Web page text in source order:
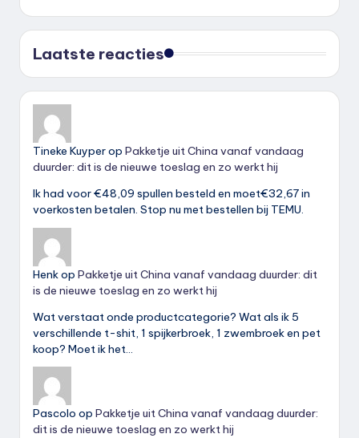
Laatste reacties
Tineke Kuyperop Pakketje uit China vanaf vandaag
duurder: dit is de nieuwe toeslag en zo werkt hij
Ik had voor €48,09 spullen besteld en moet€32,67 in
voerkosten betalen. Stop nu met bestellen bij TEMU.
Henkop Pakketje uit China vanaf vandaag duurder: dit
is de nieuwe toeslag en zo werkt hij
Wat verstaat onde productcategorie? Wat als ik 5
verschillende t-shit, 1 spijkerbroek, 1 zwembroek en pet
koop? Moet ik het…
Pascolo op Pakketje uit China vanaf vandaag duurder:
dit is de nieuwe toeslag en zo werkt hij